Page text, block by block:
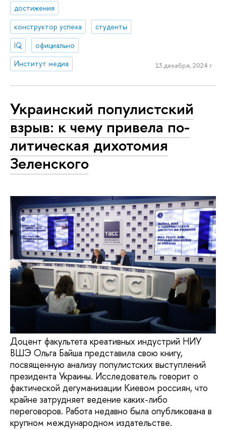
достижения
конструктор успеха
студенты
IQ
официально
Институт медиа
13 декабря, 2024 г.
Украинский по­пу­лист­ский
взрыв: к чему привела по­
ли­ти­че­ская дихотомия
Зеленского
Доцент факультета креативных индустрий НИУ
ВШЭ Ольга Байша представила свою книгу,
посвященную анализу популистских выступлений
президента Украины. Исследователь говорит о
фактической дегуманизации Киевом россиян, что
крайне затрудняет ведение каких-либо
переговоров. Работа недавно была опубликована в
крупном международном издательстве.